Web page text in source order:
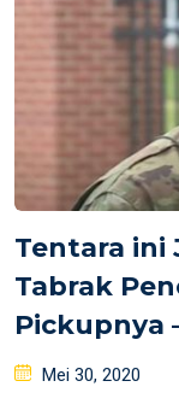
Tentara ini
Tabrak
Pickupnya
Posted
Mei 30, 2020